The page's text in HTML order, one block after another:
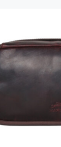
Trousse de